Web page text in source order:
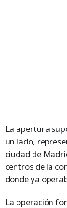
La apertura
un lado,
ciudad de
centros de la
donde ya
La operación